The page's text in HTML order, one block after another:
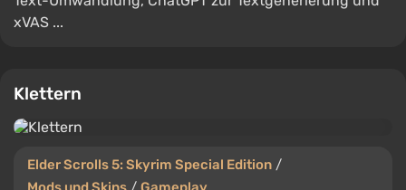
xVAS ...
Klettern
Elder Scrolls 5: Skyrim Special Edition /